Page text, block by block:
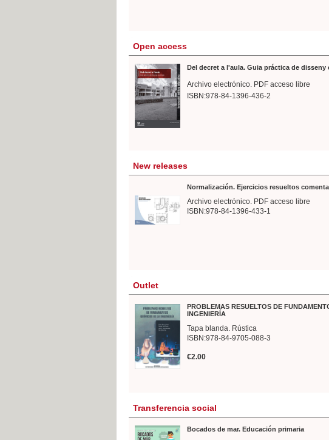
Open access
Del decret a l'aula. Guia práctica de disseny
Archivo electrónico. PDF acceso libre
ISBN:978-84-1396-436-2
New releases
Normalización. Ejercicios resueltos
Archivo electrónico. PDF acceso libre
ISBN:978-84-1396-433-1
Outlet
PROBLEMAS RESUELTOS DE
INGENIERÍA
Tapa blanda. Rústica
ISBN:978-84-9705-088-3
€2.00
Transferencia social
Bocados de mar. Educación primaria